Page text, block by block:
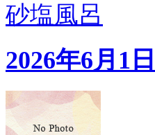
砂塩風呂
2026年6月1